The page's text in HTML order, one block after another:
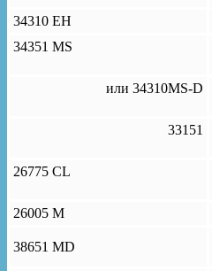
34310 ЕН
34351 MS
или 34310MS-D
33151
26775 CL
26005 М
38651 MD